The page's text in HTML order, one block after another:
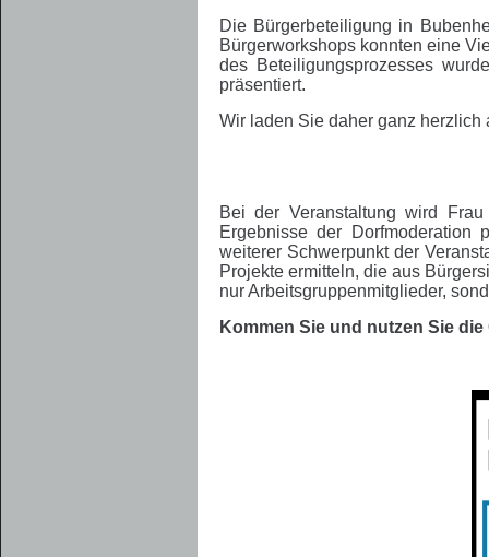
Die Bürgerbeteiligung in
Bürgerworkshops konnten eine
des Beteiligungsprozesses
präsentiert.
Wir laden Sie daher ganz herzlich
Bei der Veranstaltung wird
Ergebnisse der Dorfmoderation
weiterer Schwerpunkt der
Projekte ermitteln, die aus
nur Arbeitsgruppenmitglieder,
Kommen Sie und nutzen Sie